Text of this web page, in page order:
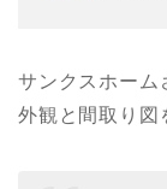
サンクスホー
外観と間取り図